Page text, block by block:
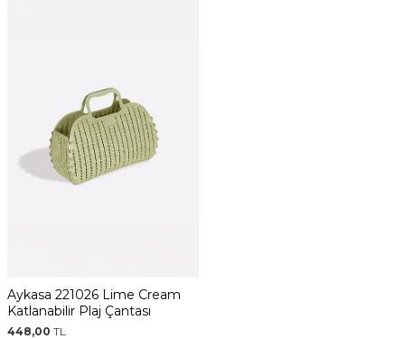
Aykasa 221026 Lime Cream
Katlanabilir Plaj Çantası
448,00 TL